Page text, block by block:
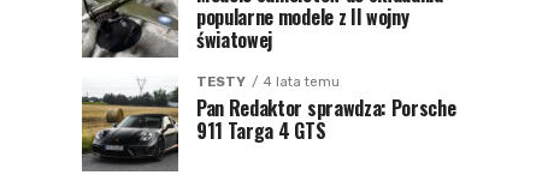
popularne modele z II wojny
światowej
TESTY 4 lata temu
Pan Redaktor sprawdza: Porsche
911 Targa 4 GTS